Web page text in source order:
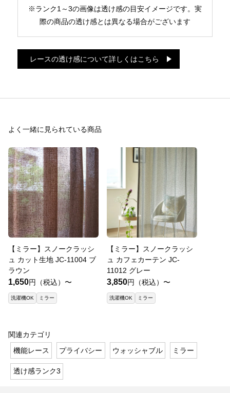
※ランク1～3の画像は透け感の目安イメージです。実
際の商品の透け感とは異なる場合がございます
レースの透け感について詳しくはこちら
よく一緒に見られている商品
【ミラー】スノークラッシ
ュ カット生地 JC-11004 ブ
ラウン
1,650円（税込）〜
洗濯機OK ミラー
【ミラー】スノークラッシ
ュ カフェカーテン JC-
11012 グレー
3,850円（税込）〜
洗濯機OK ミラー
関連カテゴリ
機能レース
プライバシー ウォッシャブル ミラー
透け感ランク3